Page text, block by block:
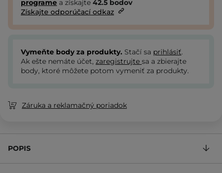
programe a získajte 42.5 bodov
Získajte odporúčací odkaz
Vymeňte body za produkty. Stačí sa prihlásiť.
Ak ešte nemáte účet, zaregistrujte sa a zbierajte
body, ktoré môžete potom vymeniť za produkty.
Záruka a reklamačný poriadok
POPIS